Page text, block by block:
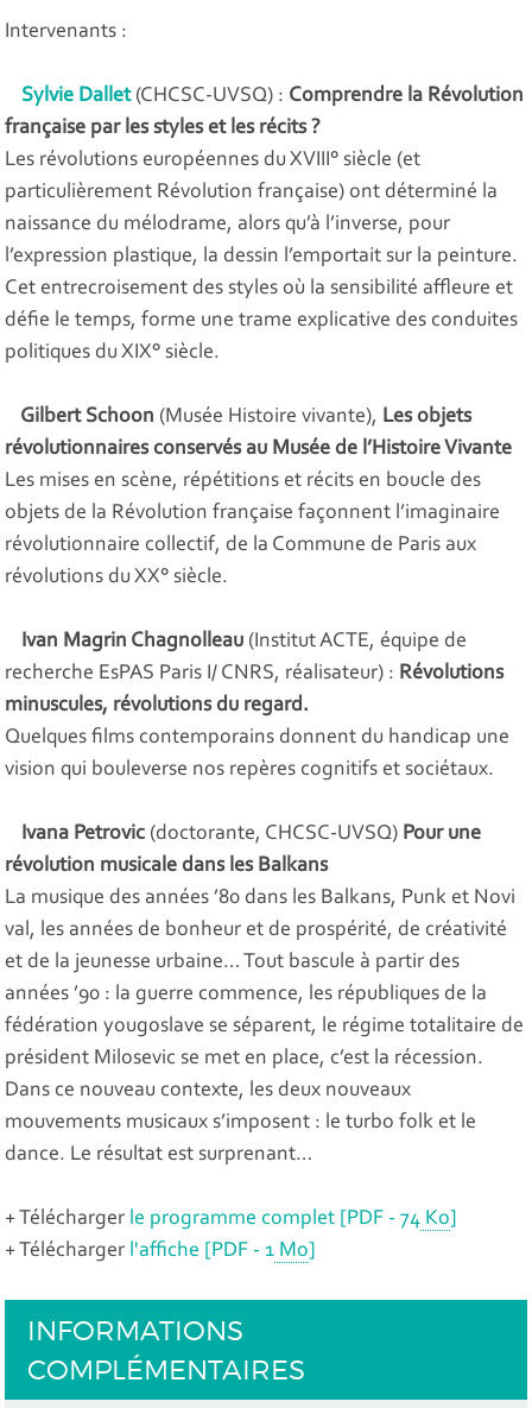
Intervenants :
Sylvie Dallet(CHCSC-UVSQ) : Comprendre la Révolution
française par les styles et les récits ?
Les révolutions européennes du XVIII° siècle (et
particulièrement Révolution française) ont déterminé la
naissance du mélodrame, alors qu’à l’inverse, pour
l’expression plastique, la dessin l’emportait sur la peinture.
Cet entrecroisement des styles où la sensibilité affleure et
défie le temps, forme une trame explicative des conduites
politiques du XIX° siècle.
Gilbert Schoon (Musée Histoire vivante), Les objets
révolutionnaires conservés au Musée de l’Histoire Vivante
Les mises en scène, répétitions et récits en boucle des
objets de la Révolution française façonnent l’imaginaire
révolutionnaire collectif, de la Commune de Paris aux
révolutions du XX° siècle.
Ivan Magrin Chagnolleau (Institut ACTE, équipe de
recherche EsPAS Paris I/ CNRS, réalisateur) : Révolutions
minuscules, révolutions du regard.
Quelques films contemporains donnent du handicap une
vision qui bouleverse nos repères cognitifs et sociétaux.
Ivana Petrovic (doctorante, CHCSC-UVSQ) Pour une
révolution musicale dans les Balkans
La musique des années ’80 dans les Balkans, Punk et Novi
val, les années de bonheur et de prospérité, de créativité
et de la jeunesse urbaine… Tout bascule à partir des
années ’90 : la guerre commence, les républiques de la
fédération yougoslave se séparent, le régime totalitaire de
président Milosevic se met en place, c’est la récession.
Dans ce nouveau contexte, les deux nouveaux
mouvements musicaux s’imposent : le turbo folk et le
dance. Le résultat est surprenant…
+ Télécharger le programme complet [PDF - 74 Ko]
+ Télécharger l'affiche [PDF - 1 Mo]
INFORMATIONS
COMPLÉMENTAIRES